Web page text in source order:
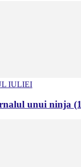
IULIEI
unui ninja